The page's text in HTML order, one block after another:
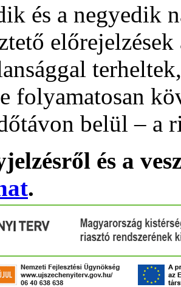
és a negyedik
folyamatosan
belül – a
és a
.